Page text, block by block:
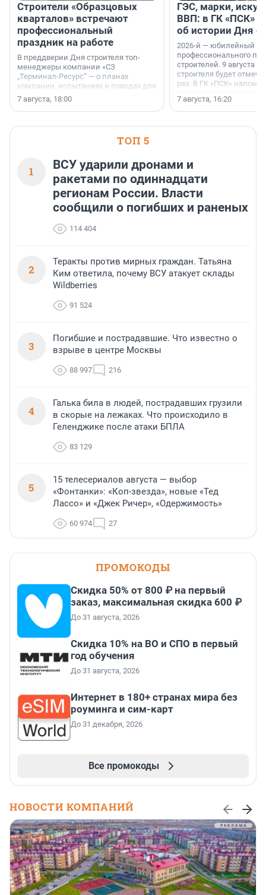
Строители «Образцовых
кварталов» встречают
профессиональный
праздник на работе
В преддверии Дня строителя топ-
менеджеры компании «СЗ
„Терминал-Ресурс“ — о планах
компании, испытаниях и поводах для
осторожного оптимизма.
7 августа, 18:00
ГЭС, марки,
ВВП: в ГК «ПСК»
об истории Дня
2026-й — юбилейный
профессионального
строителей. 9 августа
строителя будет
раз. В ГК «ПСК»
поменялась роль
7 августа, 16:20
ТОП 5
1
ВСУ ударили дронами и
ракетами по одиннадцати
регионам России. Власти
сообщили о погибших и раненых
114 404
2
Теракты против мирных граждан. Татьяна
Ким ответила, почему ВСУ атакует склады
Wildberries
91 524
3
Погибшие и пострадавшие. Что известно о
взрыве в центре Москвы
88 997 216
4
Галька била в людей, пострадавших грузили
в скорые на лежаках. Что происходило в
Геленджике после атаки БПЛА
83 129
5
15 телесериалов августа — выбор
«Фонтанки»: «Коп-звезда», новые «Тед
Лассо» и «Джек Ричер», «Одержимость»
60 974 27
ПРОМОКОДЫ
Скидка 50% от 800 ₽ на первый
заказ, максимальная скидка 600 ₽
До 31 августа, 2026
Скидка 10% на ВО и СПО в первый
год обучения
До 31 августа, 2026
Интернет в 180+ странах мира без
роуминга и сим-карт
До 31 декабря, 2026
Все промокоды
НОВОСТИ КОМПАНИЙ